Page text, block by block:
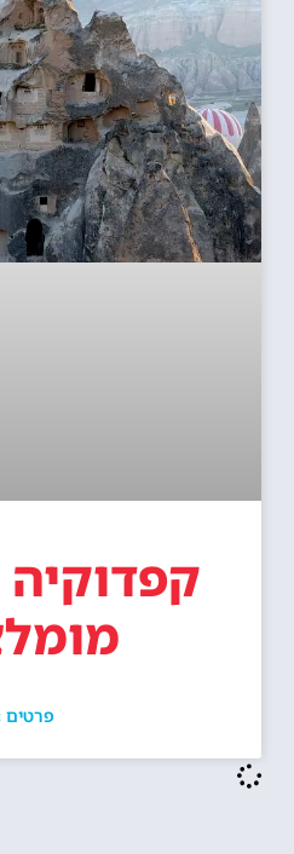
קפדוקיה
פרטים